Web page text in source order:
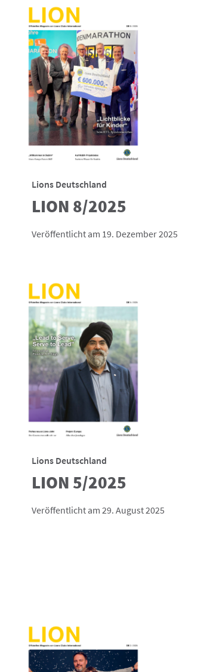
Lions Deutschland
LION 8/2025
Veröffentlicht am 19. Dezember 2025
Lions Deutschland
LION 5/2025
Veröffentlicht am 29. August 2025